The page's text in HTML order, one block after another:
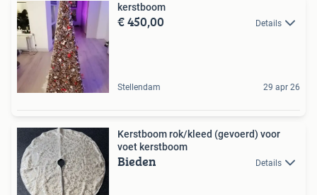
kerstboom
€ 450,00 Details
Stellendam 29 apr 26
Kerstboom rok/kleed (gevoerd) voor
voet kerstboom
Bieden Details